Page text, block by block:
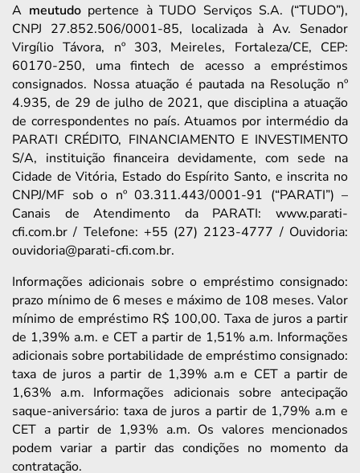
A meutudopertence à TUDO Serviços S.A. (“TUDO”),
CNPJ 27.852.506/0001-85, localizada à Av. Senador
Virgílio Távora, nº 303, Meireles, Fortaleza/CE, CEP:
60170-250, uma fintech de acesso a empréstimos
consignados. Nossa atuação é pautada na Resolução nº
4.935, de 29 de julho de 2021, que disciplina a atuação
de correspondentes no país. Atuamos por intermédio da
PARATI CRÉDITO, FINANCIAMENTO E INVESTIMENTO
S/A, instituição financeira devidamente, com sede na
Cidade de Vitória, Estado do Espírito Santo, e inscrita no
CNPJ/MF sob o nº 03.311.443/0001-91 (“PARATI”) –
Canais de Atendimento da PARATI: www.parati-
cfi.com.br / Telefone: +55 (27) 2123-4777 / Ouvidoria:
ouvidoria@parati-cfi.com.br.
Informações adicionais sobre o empréstimo consignado:
prazo mínimo de 6 meses e máximo de 108 meses. Valor
mínimo de empréstimo R$ 100,00. Taxa de juros a partir
de 1,39% a.m. e CET a partir de 1,51% a.m. Informações
adicionais sobre portabilidade de empréstimo consignado:
taxa de juros a partir de 1,39% a.m e CET a partir de
1,63% a.m. Informações adicionais sobre antecipação
saque-aniversário: taxa de juros a partir de 1,79% a.m e
CET a partir de 1,93% a.m. Os valores mencionados
podem variar a partir das condições no momento da
contratação.